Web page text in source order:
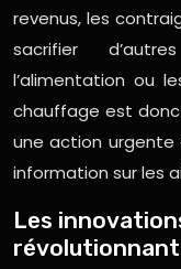
revenus, les
sacrifier
l’alimentation ou
chauffage est
une action urgente
information sur les
Les
révolutionnant